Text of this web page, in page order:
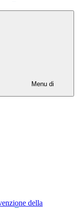
Menu di
della